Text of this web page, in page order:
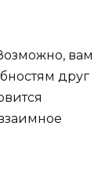
вам
друг